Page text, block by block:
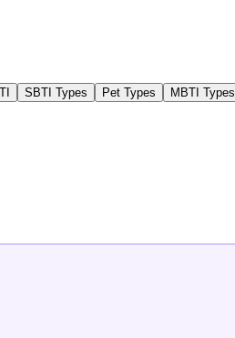
SBTI Types Pet Types MBTI Types